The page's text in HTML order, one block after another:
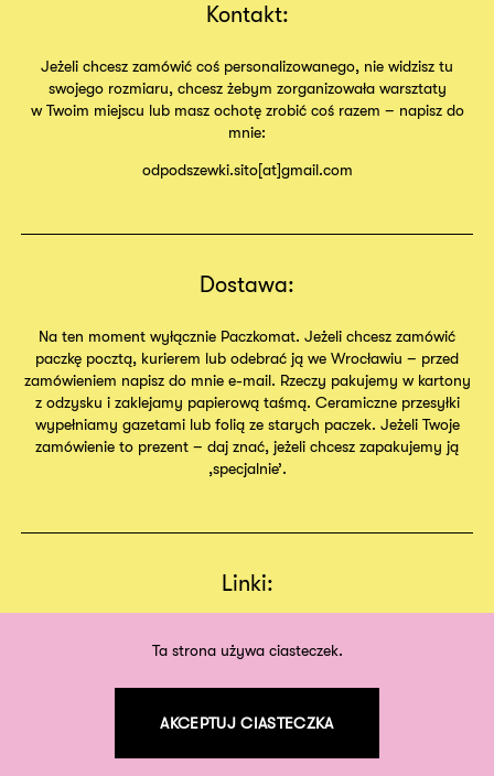
Kontakt:
Jeżeli chcesz zamówić coś personalizowanego, nie widzisz tu
swojego rozmiaru, chcesz żebym zorganizowała warsztaty
w Twoim miejscu lub masz ochotę zrobić coś razem – napisz do
mnie:
odpodszewki.sito[at]gmail.com
Dostawa:
Na ten moment wyłącznie Paczkomat. Jeżeli chcesz zamówić
paczkę pocztą, kurierem lub odebrać ją we Wrocławiu – przed
zamówieniem napisz do mnie e-mail. Rzeczy pakujemy w kartony
z odzysku i zaklejamy papierową taśmą. Ceramiczne przesyłki
wypełniamy gazetami lub folią ze starych paczek. Jeżeli Twoje
zamówienie to prezent – daj znać, jeżeli chcesz zapakujemy ją
,specjalnie’.
Linki:
Ta strona używa ciasteczek.
AKCEPTUJ CIASTECZKA